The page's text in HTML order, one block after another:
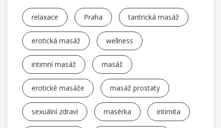
relaxace Praha tantrická masáž
erotická masáž wellness
intimní masáž masáž
erotické masáže masáž prostaty
sexuální zdraví masérka intimita